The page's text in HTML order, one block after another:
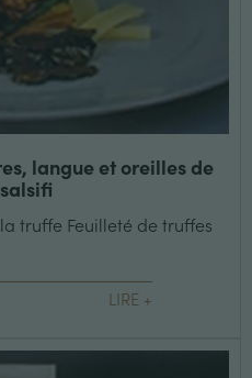
langue et oreilles de
truffe Feuilleté de truffes
LIRE +